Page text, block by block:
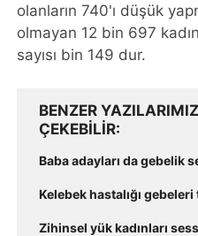
olanların 740'ı düşük
olmayan 12 bin 697
sayısı bin 149 dur.
BENZER
ÇEKEBILIR
Baba adayları da gebelik
Kelebek hastalığı
Zihinsel yük kadınları